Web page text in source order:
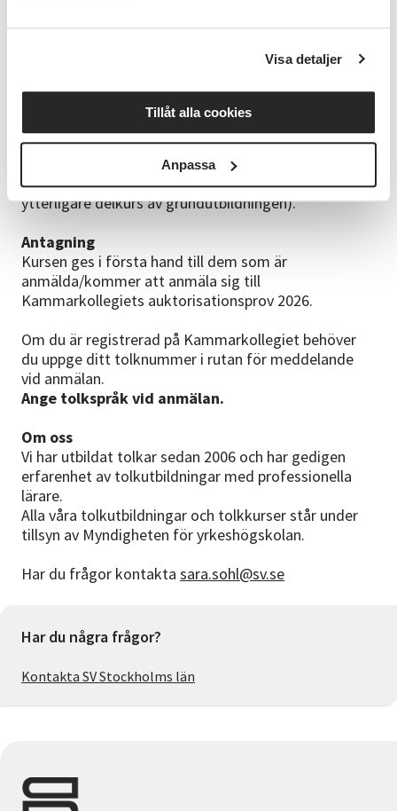
Visa detaljer
Tillåt alla cookies
Anpassa
Datum för språkhandledningen meddelas under
Grundkravet för att bli antagen är att du genomgått
flera delar av grundutbildningen eller motsvarande
(introduktionskurs, juridik för tolkar samt en
ytterligare delkurs av grundutbildningen).
Antagning
Kursen ges i första hand till dem som är
anmälda/kommer att anmäla sig till
Kammarkollegiets auktorisationsprov 2026.
Om du är registrerad på Kammarkollegiet behöver
du uppge ditt tolknummer i rutan för meddelande
vid anmälan.
Ange tolkspråk vid anmälan.
Om oss
Vi har utbildat tolkar sedan 2006 och har gedigen
erfarenhet av tolkutbildningar med professionella
lärare.
Alla våra tolkutbildningar och tolkkurser står under
tillsyn av Myndigheten för yrkeshögskolan.
Har du frågor kontakta sara.sohl@sv.se
Har du några frågor?
Kontakta SV Stockholms län